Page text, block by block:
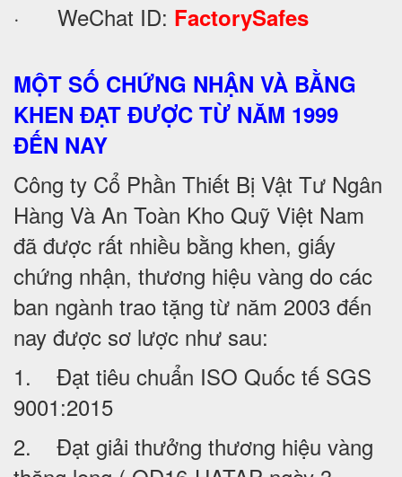
· WeChat ID: FactorySafes
MỘT SỐ CHỨNG NHẬN VÀ BẰNG
KHEN ĐẠT ĐƯỢC TỪ NĂM 1999
ĐẾN NAY
Công ty Cổ Phần Thiết Bị Vật Tư Ngân
Hàng Và An Toàn Kho Quỹ Việt Nam
đã được rất nhiều bằng khen, giấy
chứng nhận, thương hiệu vàng do các
ban ngành trao tặng từ năm 2003 đến
nay được sơ lược như sau:
1. Đạt tiêu chuẩn ISO Quốc tế SGS
9001:2015
2. Đạt giải thưởng thương hiệu vàng